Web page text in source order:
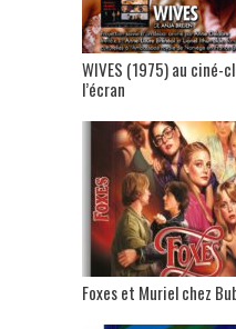
WIVES (1975) au ciné-
l’écran
Foxes et Muriel chez